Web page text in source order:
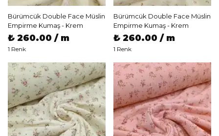
Bürümcük Double Face Müslin
Empirme Kumaş - Krem
₺ 260.00 / m
1 Renk
Bürümcük Double Face Müslin
Empirme Kumaş - Krem
₺ 260.00 / m
1 Renk